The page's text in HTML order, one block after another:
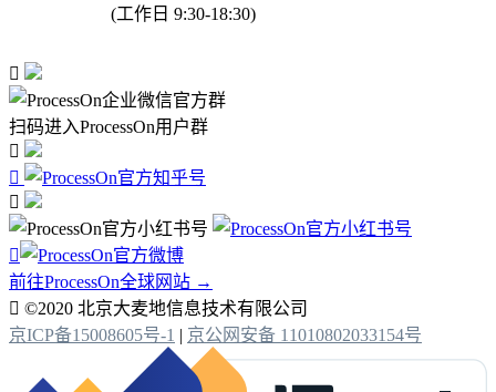
(工作日 9:30-18:30)

扫码进入ProcessOn用户群




前往ProcessOn全球网站 →
 ©2020 北京大麦地信息技术有限公司
京ICP备15008605号-1 | 京公网安备 11010802033154号